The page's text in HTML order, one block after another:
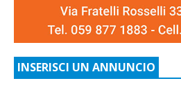
INSERISCI UN ANNUNCIO